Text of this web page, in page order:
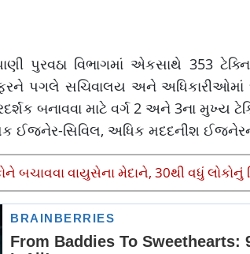
પુરવઠા વિભાગમાં એકસાથે 353
પગલે સચિવાલય અને અધિકારીઓમાં
બનાવવા માટે વર્ગ 2 અને 3ના મુખ્ય
ઈજનેર-સિવિલ, અધિક મદદનીશ
બચાવવા વાયુસેના મેદાને, 30થી વધું